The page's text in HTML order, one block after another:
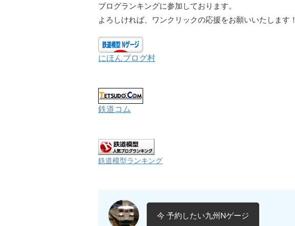
ブログランキングに参加しております。
よろしければ、ワンクリックの応援をお願いいたします！
にほんブログ村
鉄道コム
鉄道模型ランキング
今 予約したい九州Nゲージ